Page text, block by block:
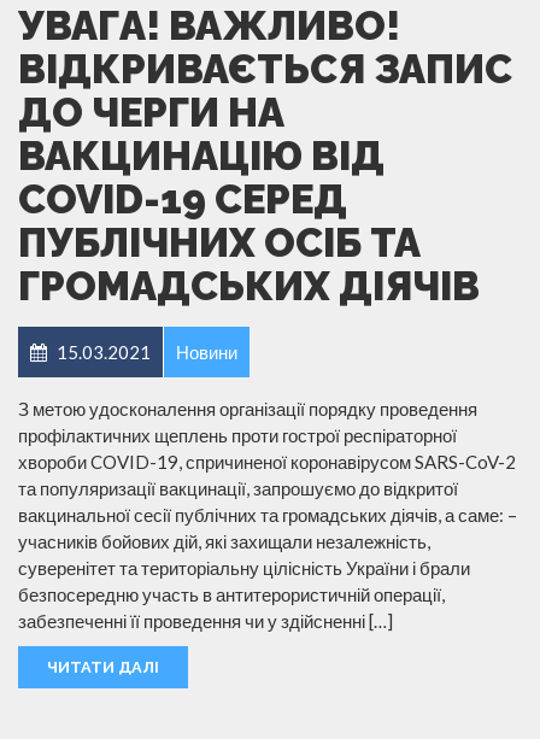
УВАГА! ВАЖЛИВО!
ВІДКРИВАЄТЬСЯ ЗАПИС
ДО ЧЕРГИ НА
ВАКЦИНАЦІЮ ВІД
COVID-19 СЕРЕД
ПУБЛІЧНИХ ОСІБ ТА
ГРОМАДСЬКИХ ДІЯЧІВ
15.03.2021 Новини
З метою удосконалення організації порядку проведення
профілактичних щеплень проти гострої респіраторної
хвороби COVID-19, спричиненої коронавірусом SARS-CoV-2
та популяризації вакцинації, запрошуємо до відкритої
вакцинальної сесії публічних та громадських діячів, а саме: –
учасників бойових дій, які захищали незалежність,
суверенітет та територіальну цілісність України і брали
безпосередню участь в антитерористичній операції,
забезпеченні її проведення чи у здійсненні […]
ЧИТАТИ ДАЛІ